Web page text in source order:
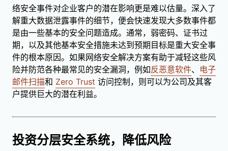
络安全事件对企业客户的潜在影响更是难以估量。深入了
解重大数据泄露事件的细节，便会快速发现大多数事件都
是由一些基本的安全问题造成。通常，弱密码、证书过
期，以及其他基本安全措施未达到预期目标是重大安全事
件的根本原因。如果网络安全解决方案有助于减轻这些风
险并防范各种最常见的安全漏洞，例如反恶意软件、 电子
邮件扫描和 Zero Trust 访问控制，则可以为公司及其客
户提供巨大的潜在利益。
投资分层安全系统，降低风险